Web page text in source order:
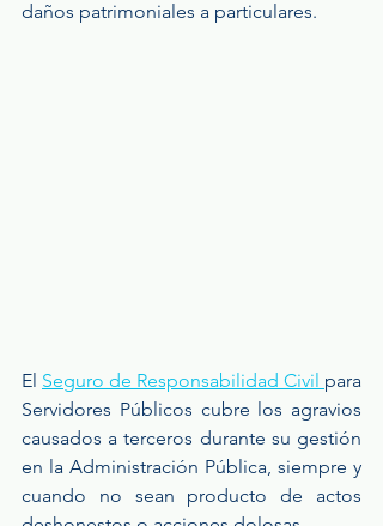
daños patrimoniales a particulares.
El Seguro de Responsabilidad Civil para
Servidores Públicos cubre los agravios
causados a terceros durante su gestión
en la Administración Pública, siempre y
cuando no sean producto de actos